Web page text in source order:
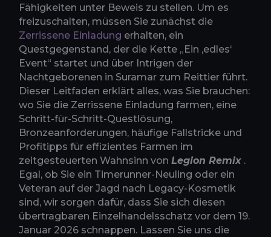
Fähigkeiten unter Beweis zu stellen. Um es
freizuschalten, müssen Sie zunächst die
Zerrissene Einladung erhalten, ein
Questgegenstand, der die Kette „Ein ‚edles‘
Event“ startet und über Intrigen der
Nachtgeborenen in Suramar zum Reittier führt.
Dieser Leitfaden erklärt alles, was Sie brauchen:
wo Sie die Zerrissene Einladung farmen, eine
Schritt-für-Schritt-Questlösung,
Bronzeanforderungen, häufige Fallstricke und
Profitipps für effizientes Farmen im
zeitgesteuerten Wahnsinn von Legion Remix .
Egal, ob Sie ein Timerunner-Neuling oder ein
Veteran auf der Jagd nach Legacy-Kosmetik
sind, wir sorgen dafür, dass Sie sich diesen
übertragbaren Einzelhandelsschatz vor dem 19.
Januar 2026 schnappen. Lassen Sie uns die